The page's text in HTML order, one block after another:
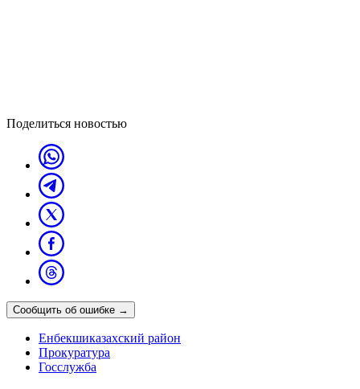
Поделиться новостью
Сообщить об ошибке →
Енбекшиказахский район
Прокуратура
Госслужба